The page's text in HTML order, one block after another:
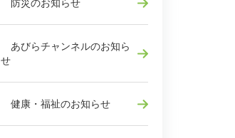
防災のお知らせ
あびらチャンネルのお知ら
せ
健康・福祉のお知らせ